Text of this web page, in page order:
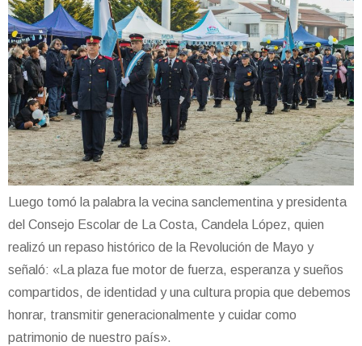
Luego tomó la palabra la vecina sanclementina y presidenta
del Consejo Escolar de La Costa, Candela López, quien
realizó un repaso histórico de la Revolución de Mayo y
señaló: «La plaza fue motor de fuerza, esperanza y sueños
compartidos, de identidad y una cultura propia que debemos
honrar, transmitir generacionalmente y cuidar como
patrimonio de nuestro país».